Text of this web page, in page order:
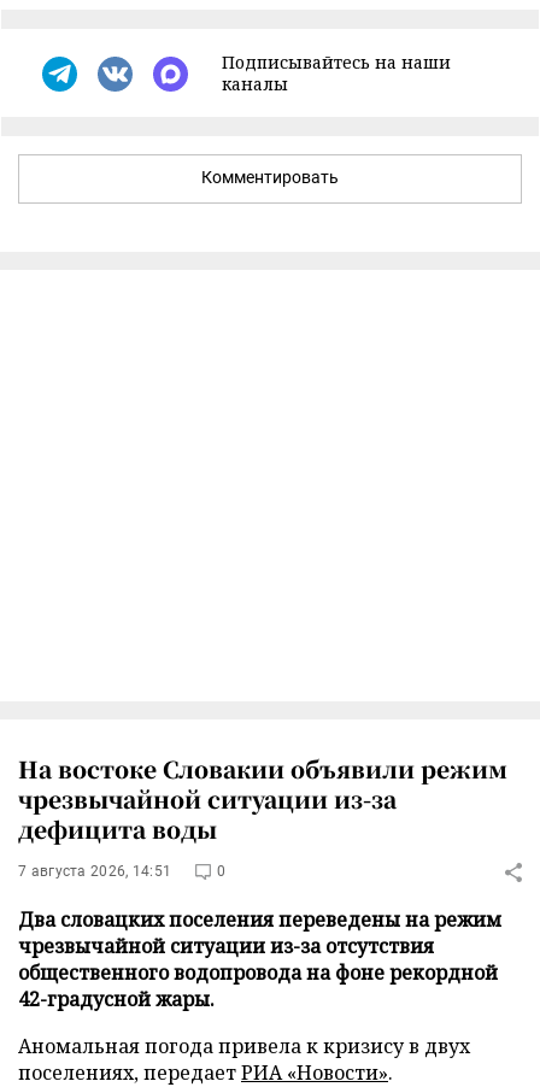
Подписывайтесь на наши
каналы
Комментировать
На востоке Словакии объявили режим
чрезвычайной ситуации из-за
дефицита воды
7 августа 2026, 14:51 0
Два словацких поселения переведены на режим
чрезвычайной ситуации из-за отсутствия
общественного водопровода на фоне рекордной
42-градусной жары.
Аномальная погода привела к кризису в двух
поселениях, передаетРИА «Новости».